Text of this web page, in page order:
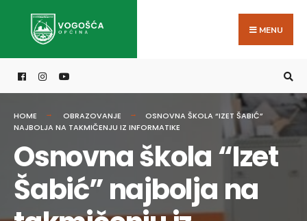
MENU
HOME OBRAZOVANJE
OSNOVNA ŠKOLA “IZET ŠABIĆ”
NAJBOLJA NA TAKMIČENJU IZ INFORMATIKE
Osnovna škola “Izet
Šabić” najbolja na
for: